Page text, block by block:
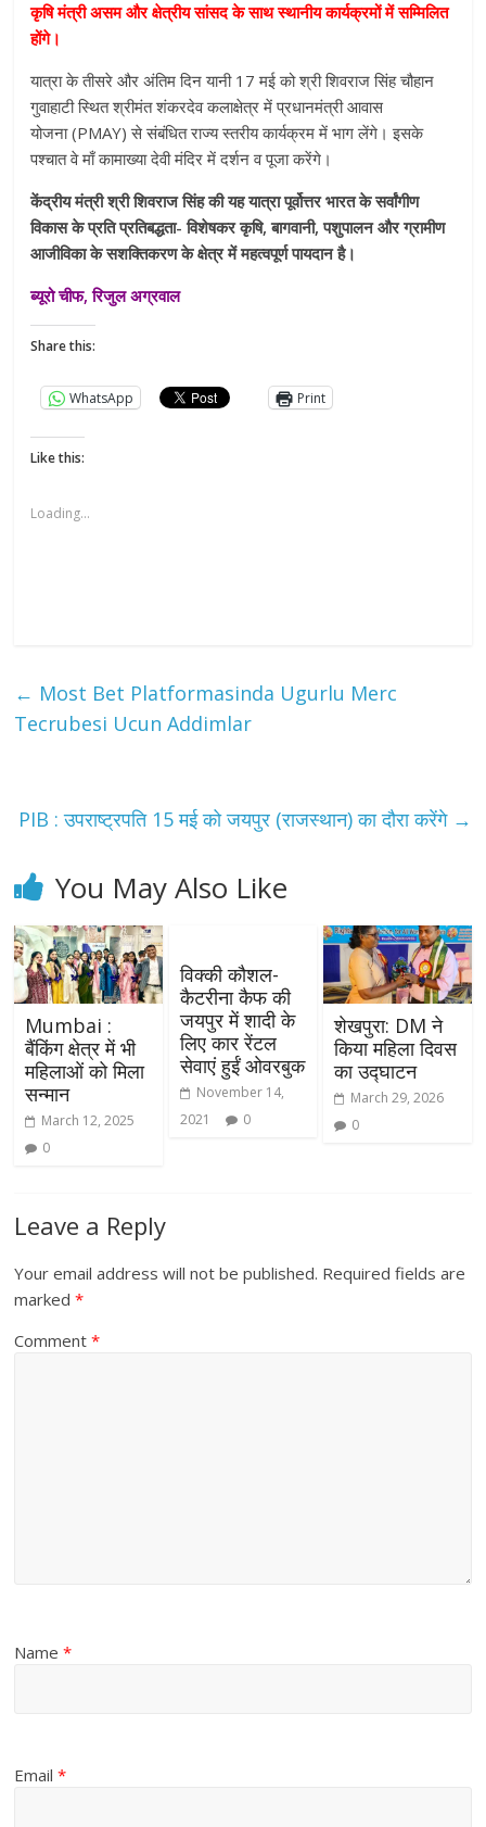
कृषि मंत्री असम और क्षेत्रीय सांसद के साथ स्थानीय कार्यक्रमों में सम्मिलित
होंगे।
यात्रा के तीसरे और अंतिम दिन यानी 17 मई को श्री शिवराज सिंह चौहान
गुवाहाटी स्थित श्रीमंत शंकरदेव कलाक्षेत्र में प्रधानमंत्री आवास
योजना (PMAY) से संबंधित राज्य स्तरीय कार्यक्रम में भाग लेंगे। इसके
पश्चात वे माँ कामाख्या देवी मंदिर में दर्शन व पूजा करेंगे।
केंद्रीय मंत्री श्री शिवराज सिंह की यह यात्रा पूर्वोत्तर भारत के सर्वांगीण
विकास के प्रति प्रतिबद्धता- विशेषकर कृषि, बागवानी, पशुपालन और ग्रामीण
आजीविका के सशक्तिकरण के क्षेत्र में महत्वपूर्ण पायदान है।
ब्यूरो चीफ, रिजुल अग्रवाल
Share this:
WhatsApp Print
Like this:
Loading...
← Most Bet Platformasinda Ugurlu Merc
Tecrubesi Ucun Addimlar
PIB : उपराष्ट्रपति 15 मई को जयपुर (राजस्थान) का दौरा करेंगे →
You May Also Like
Mumbai :
बैंकिंग क्षेत्र में भी
महिलाओं को मिला
सन्मान
March 12, 2025
0
विक्की कौशल-
कैटरीना कैफ की
जयपुर में शादी के
लिए कार रेंटल
सेवाएं हुईं ओवरबुक
November 14,
2021
0
शेखपुरा: DM ने
किया महिला दिवस
का उद्घाटन
March 29, 2026
0
Leave a Reply
Your email address will not be published. Required fields are
marked*
Comment*
Name*
Email*